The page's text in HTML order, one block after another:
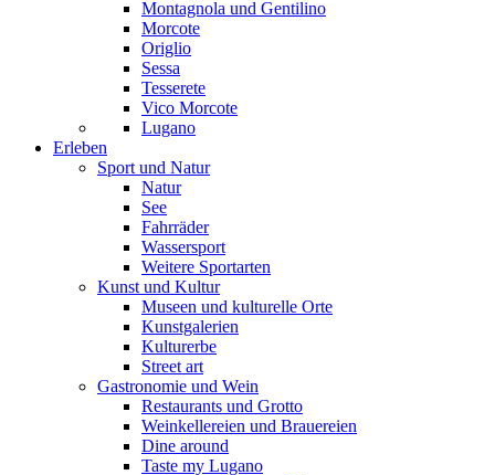
Montagnola und Gentilino
Morcote
Origlio
Sessa
Tesserete
Vico Morcote
Lugano
Erleben
Sport und Natur
Natur
See
Fahrräder
Wassersport
Weitere Sportarten
Kunst und Kultur
Museen und kulturelle Orte
Kunstgalerien
Kulturerbe
Street art
Gastronomie und Wein
Restaurants und Grotto
Weinkellereien und Brauereien
Dine around
Taste my Lugano